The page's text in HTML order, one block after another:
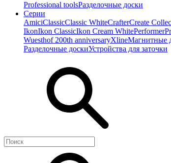
Professional toolsРазделочные доски
Серии
AmiciClassicClassic WhiteCrafterCreate
IkonIkon ClassiсIkon Cream WhitePerformer
Wuesthof 200th anniversaryXlineМагнитные
Разделочные доскиУстройства для заточки